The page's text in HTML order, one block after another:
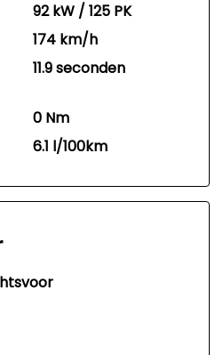
92 kW / 125 PK
174 km/h
11.9 seconden
0 Nm
6.1 l/100km